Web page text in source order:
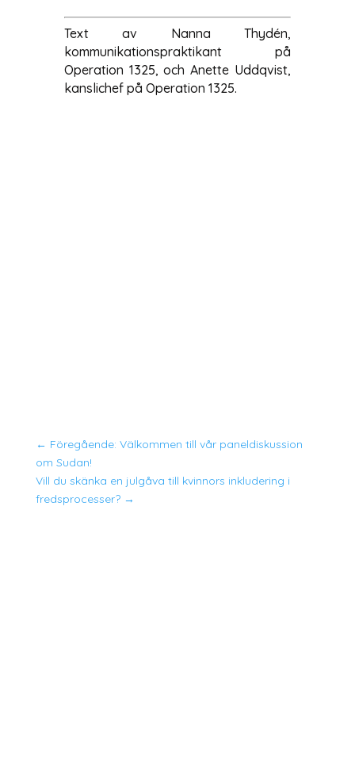
Text av Nanna Thydén,
kommunikationspraktikant på
Operation 1325, och Anette Uddqvist,
kanslichef på Operation 1325.
← Föregående: Välkommen till vår paneldiskussion
om Sudan!
Vill du skänka en julgåva till kvinnors inkludering i
fredsprocesser?→